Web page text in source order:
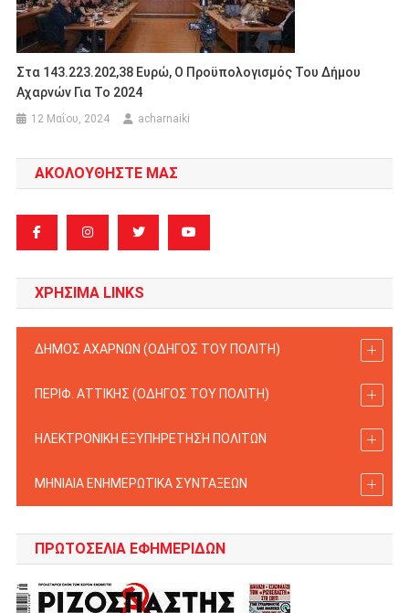
Στα 143.223.202,38 Ευρώ, Ο Προϋπολογισμός Του Δήμου
Αχαρνών Για Το 2024
12 Μαΐου, 2024 acharnaiki
ΑΚΟΛΟΥΘΗΣΤΕ ΜΑΣ
ΧΡΗΣΙΜΑ LINKS
ΔΗΜΟΣ ΑΧΑΡΝΩΝ (ΟΔΗΓΟΣ TOY ΠΟΛΙΤΗ)
ΠΕΡΙΦ. ΑΤΤΙΚΗΣ (ΟΔΗΓΟΣ TOY ΠΟΛΙΤΗ)
ΗΛΕΚΤΡΟΝΙΚΗ ΕΞΥΠΗΡΕΤΗΣΗ ΠΟΛΙΤΩΝ
ΜΗΝΙΑΙΑ ΕΝΗΜΕΡΩΤΙΚΑ ΣΥΝΤΑΞΕΩΝ
ΠΡΩΤΟΣΈΛΙΑ ΕΦΗΜΕΡΊΔΩΝ